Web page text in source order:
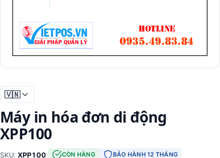
🇻🇳
Máy in hóa đơn di động
XPP100
SKU: XPP100· CÒN HÀNG BẢO HÀNH 12 THÁNG